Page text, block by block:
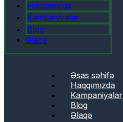
Haqqımızda
Kampaniyalar
Blog
Əlaqə
Əsas səhifə
Haqqımızda
Kampaniyalar
Blog
Əlaqə